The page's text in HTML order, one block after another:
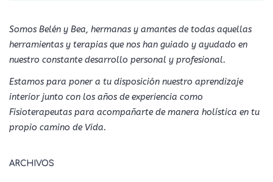
Somos Belén y Bea, hermanas y amantes de todas aquellas
herramientas y terapias que nos han guiado y ayudado en
nuestro constante desarrollo personal y profesional.
Estamos para poner a tu disposición nuestro aprendizaje
interior junto con los años de experiencia como
Fisioterapeutas para acompañarte de manera holística en tu
propio camino de Vida.
ARCHIVOS